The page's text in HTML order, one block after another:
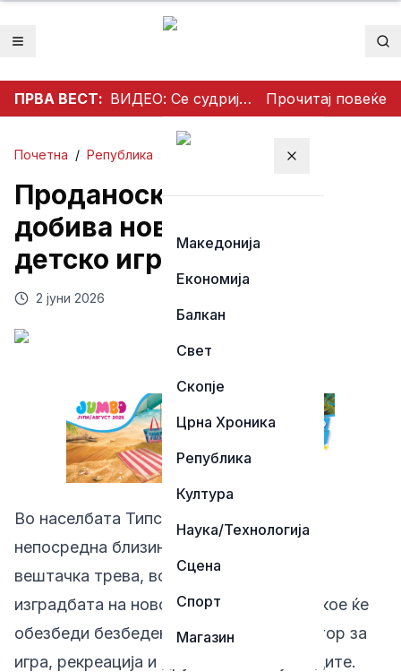
Отвори мени
ПРВА ВЕСТ: ВИДЕО: Се судрија патничко возило и камион на патот Гостивар – Страж Прочитај повеќе
Затвори мени
Македонија
Економија
Балкан
Свет
Скопје
Црна Хроника
Република
Култура
Наука/Технологија
Сцена
Спорт
Магазин
Почетна / Република
Проданоски: Прилеп
добива ново модерно
детско игралиште
2 јуни 2026
Во населбата Типски во Прилеп, во
непосредна близина на стадионот со
вештачка трева, во завршна фаза е
изградбата на ново детско игралиште кое ќе
обезбеди безбеден и квалитетен простор за
игра, рекреација и дружење на најмладите.